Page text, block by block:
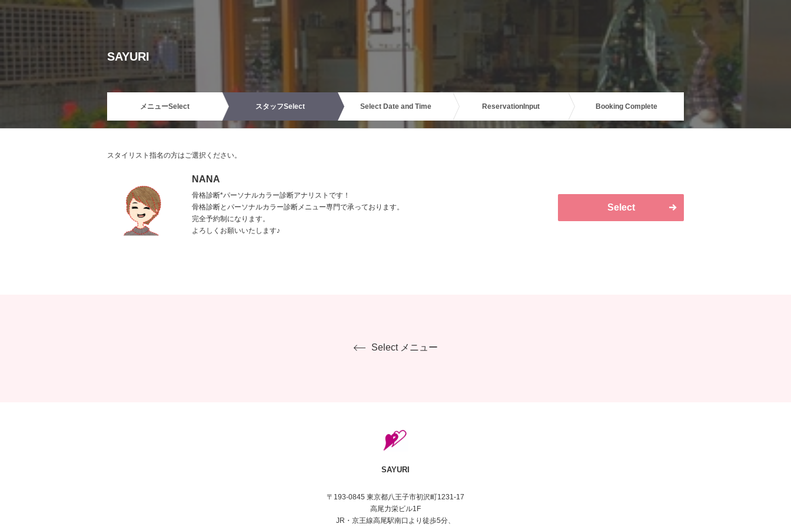
SAYURI
メニューSelect スタッフSelect Select Date and Time Reservation Input Booking Complete
スタイリスト指名の方はご選択ください。
NANA
骨格診断*パーソナルカラー診断アナリストです！
骨格診断とパーソナルカラー診断メニュー専門で承っております。
完全予約制になります。
よろしくお願いいたします♪
Select
Select メニュー
SAYURI
〒193-0845 東京都八王子市初沢町1231-17
高尾力栄ビル1F
JR・京王線高尾駅南口より徒歩5分、